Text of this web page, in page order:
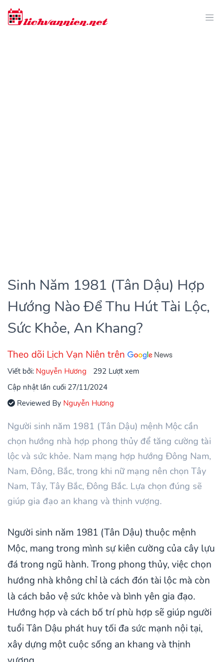
Sinh Năm 1981 (Tân Dậu) Hợp
Hướng Nào Để Thu Hút Tài Lộc,
Sức Khỏe, An Khang?
Theo dõi Lịch Vạn Niên trên
Viết bởi: Nguyễn Hương
292 Lượt xem
Cập nhật lần cuối 27/11/2024
Reviewed By Nguyễn Hương
Người sinh năm 1981 (Tân Dậu) mệnh Mộc cần
chọn hướng nhà hợp phong thủy để tăng cường tài
lộc và sức khỏe. Nam mạng hợp hướng Đông Nam,
Nam, Đông, Bắc, trong khi nữ mạng nên chọn Tây
Nam, Tây, Tây Bắc, Đông Bắc. Lựa chọn đúng sẽ
giúp gia đạo an khang và thịnh vượng.
Người sinh năm 1981 (Tân Dậu) thuộc mệnh
Mộc, mang trong mình sự kiên cường của cây lựu
đá trong ngũ hành. Trong phong thủy, việc chọn
hướng nhà không chỉ là cách đón tài lộc mà còn
là cách bảo vệ sức khỏe và bình yên gia đạo.
Hướng hợp và cách bố trí phù hợp sẽ giúp người
tuổi Tân Dậu phát huy tối đa sức mạnh nội tại,
xây dựng một cuộc sống an khang và thịnh